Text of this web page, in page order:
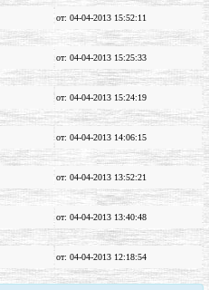
от: 04-04-2013 15:52:11
от: 04-04-2013 15:25:33
от: 04-04-2013 15:24:19
от: 04-04-2013 14:06:15
от: 04-04-2013 13:52:21
от: 04-04-2013 13:40:48
от: 04-04-2013 12:18:54